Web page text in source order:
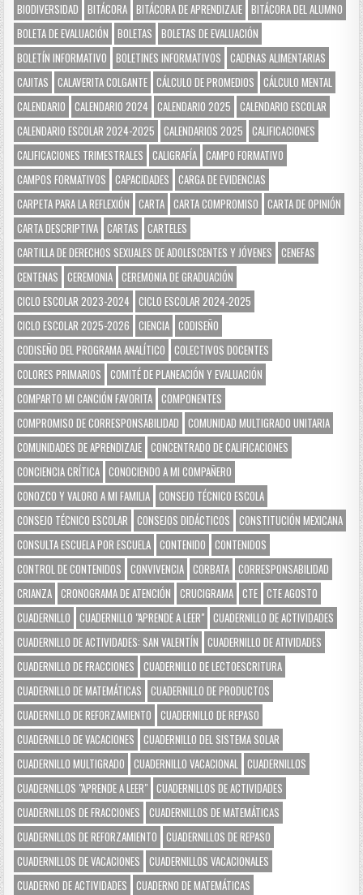
BIODIVERSIDAD
BITÁCORA BITÁCORA DE APRENDIZAJE BITÁCORA DEL ALUMNO
BOLETA DE EVALUACIÓN
BOLETAS
BOLETAS DE EVALUACIÓN
BOLETÍN INFORMATIVO
BOLETINES INFORMATIVOS
CADENAS ALIMENTARIAS
CAJITAS
CALAVERITA COLGANTE CÁLCULO DE PROMEDIOS
CÁLCULO MENTAL
CALENDARIO
CALENDARIO 2024 CALENDARIO 2025
CALENDARIO ESCOLAR
CALENDARIO ESCOLAR 2024-2025
CALENDARIOS 2025
CALIFICACIONES
CALIFICACIONES TRIMESTRALES
CALIGRAFÍA CAMPO FORMATIVO
CAMPOS FORMATIVOS
CAPACIDADES
CARGA DE EVIDENCIAS
CARPETA PARA LA REFLEXIÓN
CARTA CARTA COMPROMISO
CARTA DE OPINIÓN
CARTA DESCRIPTIVA CARTAS
CARTELES
CARTILLA DE DERECHOS SEXUALES DE ADOLESCENTES Y JÓVENES
CENEFAS
CENTENAS
CEREMONIA CEREMONIA DE GRADUACIÓN
CICLO ESCOLAR 2023-2024
CICLO ESCOLAR 2024-2025
CICLO ESCOLAR 2025-2026
CIENCIA CODISEÑO
CODISEÑO DEL PROGRAMA ANALÍTICO
COLECTIVOS DOCENTES
COLORES PRIMARIOS
COMITÉ DE PLANEACIÓN Y EVALUACIÓN
COMPARTO MI CANCIÓN FAVORITA COMPONENTES
COMPROMISO DE CORRESPONSABILIDAD
COMUNIDAD MULTIGRADO UNITARIA
COMUNIDADES DE APRENDIZAJE CONCENTRADO DE CALIFICACIONES
CONCIENCIA CRÍTICA CONOCIENDO A MI COMPAÑERO
CONOZCO Y VALORO A MI FAMILIA CONSEJO TÉCNICO ESCOLA
CONSEJO TÉCNICO ESCOLAR
CONSEJOS DIDÁCTICOS
CONSTITUCIÓN MEXICANA
CONSULTA ESCUELA POR ESCUELA CONTENIDO
CONTENIDOS
CONTROL DE CONTENIDOS
CONVIVENCIA CORBATA CORRESPONSABILIDAD
CRIANZA CRONOGRAMA DE ATENCIÓN CRUCIGRAMA CTE CTE AGOSTO
CUADERNILLO
CUADERNILLO "APRENDE A LEER" CUADERNILLO DE ACTIVIDADES
CUADERNILLO DE ACTIVIDADES: SAN VALENTÍN
CUADERNILLO DE ATIVIDADES
CUADERNILLO DE FRACCIONES
CUADERNILLO DE LECTOESCRITURA
CUADERNILLO DE MATEMÁTICAS
CUADERNILLO DE PRODUCTOS
CUADERNILLO DE REFORZAMIENTO
CUADERNILLO DE REPASO
CUADERNILLO DE VACACIONES
CUADERNILLO DEL SISTEMA SOLAR
CUADERNILLO MULTIGRADO
CUADERNILLO VACACIONAL CUADERNILLOS
CUADERNILLOS "APRENDE A LEER" CUADERNILLOS DE ACTIVIDADES
CUADERNILLOS DE FRACCIONES
CUADERNILLOS DE MATEMÁTICAS
CUADERNILLOS DE REFORZAMIENTO
CUADERNILLOS DE REPASO
CUADERNILLOS DE VACACIONES
CUADERNILLOS VACACIONALES
CUADERNO DE ACTIVIDADES
CUADERNO DE MATEMÁTICAS